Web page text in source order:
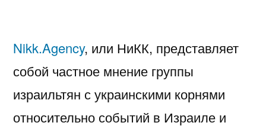
Nikk.Agency, или НиКК, представляет
собой частное мнение группы
израильтян с украинскими корнями
относительно событий в Израиле и